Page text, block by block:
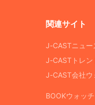
関連サイト
J-CASTニュー
J-CASTトレン
J-CAST会社ウ
BOOKウォッチ